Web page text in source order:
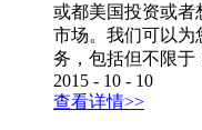
或都美国投资或者
市场。我们可以为
务，包括但不限于
2015 - 10 - 10
查看详情>>